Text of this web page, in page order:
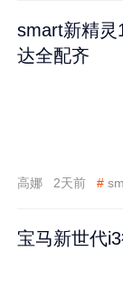
smart新精灵
达全配齐
高娜 2天前 #
宝马新世代